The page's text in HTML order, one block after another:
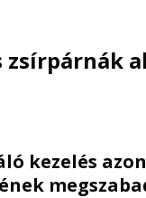
zsírpárnák
kezelés